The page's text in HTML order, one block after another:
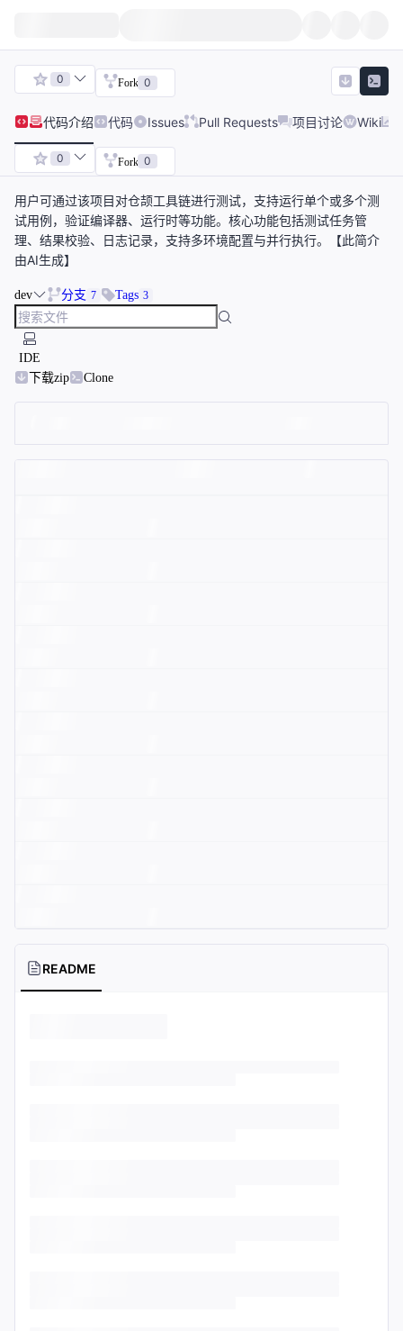
0 Fork 0
代码介绍 代码 Issues Pull Requests 项目讨论 Wiki
0 Fork 0
用户可通过该项目对仓颉工具链进行测试，支持运行单个或多个测
试用例，验证编译器、运行时等功能。核心功能包括测试任务管
理、结果校验、日志记录，支持多环境配置与并行执行。【此简介
由AI生成】
dev 分支 7 Tags 3
IDE
下载zip
Clone
README